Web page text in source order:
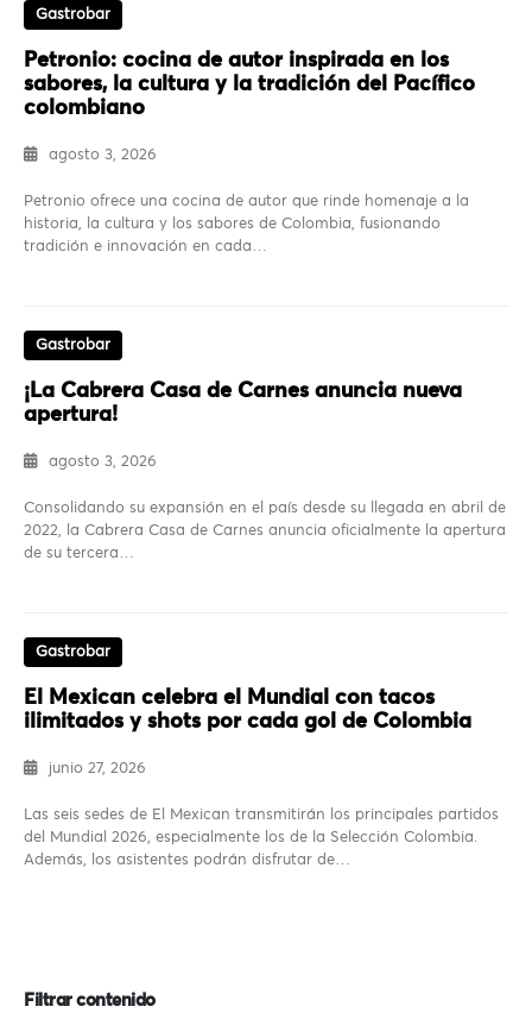
Gastrobar
Petronio: cocina de autor inspirada en los
sabores, la cultura y la tradición del Pacífico
colombiano
agosto 3, 2026
Petronio ofrece una cocina de autor que rinde homenaje a la
historia, la cultura y los sabores de Colombia, fusionando
tradición e innovación en cada…
Gastrobar
¡La Cabrera Casa de Carnes anuncia nueva
apertura!
agosto 3, 2026
Consolidando su expansión en el país desde su llegada en abril de
2022, la Cabrera Casa de Carnes anuncia oficialmente la apertura
de su tercera…
Gastrobar
El Mexican celebra el Mundial con tacos
ilimitados y shots por cada gol de Colombia
junio 27, 2026
Las seis sedes de El Mexican transmitirán los principales partidos
del Mundial 2026, especialmente los de la Selección Colombia.
Además, los asistentes podrán disfrutar de…
Filtrar contenido